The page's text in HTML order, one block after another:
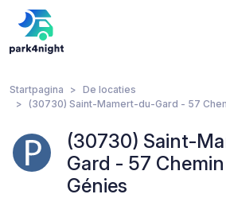
Startpagina
De locaties
(30730) Saint-Mamert-du-Gard - 57
(30730) Saint-
Gard - 57
Génies